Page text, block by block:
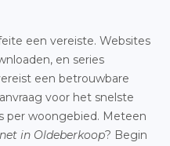
een vereiste. Websites
en series
een betrouwbare
voor het snelste
per woongebied. Meteen
in Oldeberkoop? Begin